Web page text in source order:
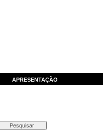
APRESENTAÇÃO